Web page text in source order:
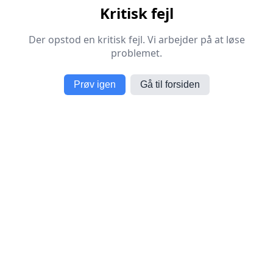
Kritisk fejl
Der opstod en kritisk fejl. Vi arbejder på at løse
problemet.
Prøv igen Gå til forsiden